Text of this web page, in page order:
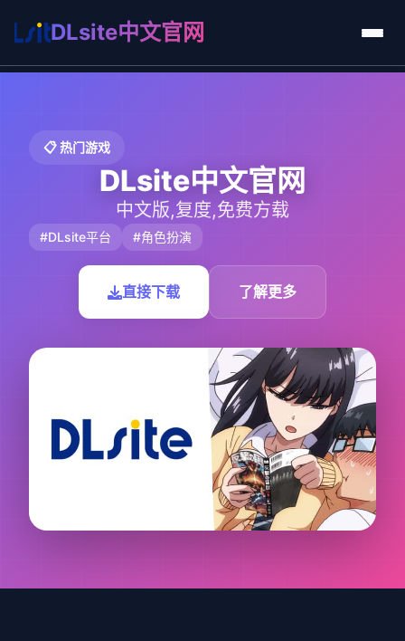
DLsite中文官网
📋 热门游戏
DLsite中文官网
中文版,复度,免费方载
#DLsite平台 #角色扮演
直接下载 了解更多